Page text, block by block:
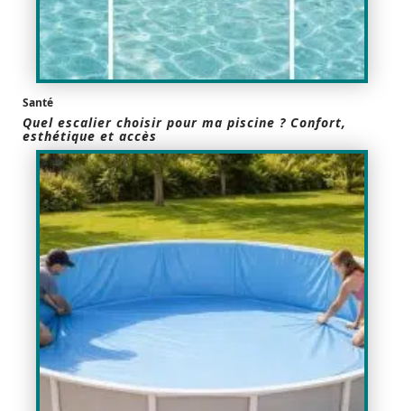
Santé
Quel escalier choisir pour ma piscine ? Confort,
esthétique et accès